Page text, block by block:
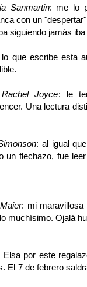
Sanmartin: me lo
con un
siguiendo jamás
que escribe esta
Joyce: le
Una lectura
: al igual
un flechazo, fue
: mi maravillosa
muchísimo. Ojalá
Elsa por este
El 7 de febrero